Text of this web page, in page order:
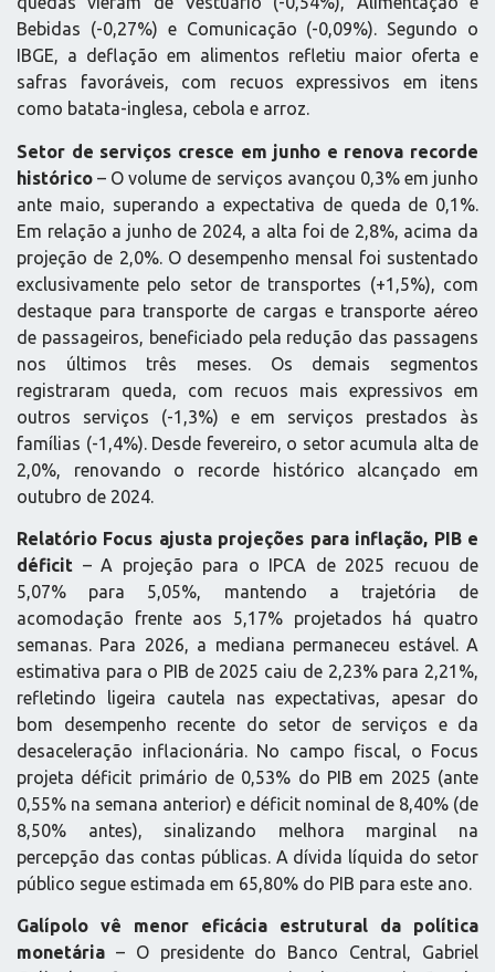
Bebidas (-0,27%) e Comunicação (-0,09%). Segundo o
IBGE, a deflação em alimentos refletiu maior oferta e
safras favoráveis, com recuos expressivos em itens
como batata-inglesa, cebola e arroz.
Setor de serviços cresce em junho e renova recorde
histórico – O volume de serviços avançou 0,3% em junho
ante maio, superando a expectativa de queda de 0,1%.
Em relação a junho de 2024, a alta foi de 2,8%, acima da
projeção de 2,0%. O desempenho mensal foi sustentado
exclusivamente pelo setor de transportes (+1,5%), com
destaque para transporte de cargas e transporte aéreo
de passageiros, beneficiado pela redução das passagens
nos últimos três meses. Os demais segmentos
registraram queda, com recuos mais expressivos em
outros serviços (-1,3%) e em serviços prestados às
famílias (-1,4%). Desde fevereiro, o setor acumula alta de
2,0%, renovando o recorde histórico alcançado em
outubro de 2024.
Relatório Focus ajusta projeções para inflação, PIB e
déficit – A projeção para o IPCA de 2025 recuou de
5,07% para 5,05%, mantendo a trajetória de
acomodação frente aos 5,17% projetados há quatro
semanas. Para 2026, a mediana permaneceu estável. A
estimativa para o PIB de 2025 caiu de 2,23% para 2,21%,
refletindo ligeira cautela nas expectativas, apesar do
bom desempenho recente do setor de serviços e da
desaceleração inflacionária. No campo fiscal, o Focus
projeta déficit primário de 0,53% do PIB em 2025 (ante
0,55% na semana anterior) e déficit nominal de 8,40% (de
8,50% antes), sinalizando melhora marginal na
percepção das contas públicas. A dívida líquida do setor
público segue estimada em 65,80% do PIB para este ano.
Galípolo vê menor eficácia estrutural da política
monetária – O presidente do Banco Central, Gabriel